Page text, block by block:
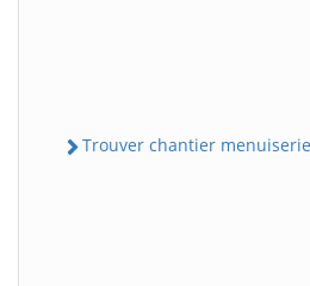
Trouver chantier menuiserie